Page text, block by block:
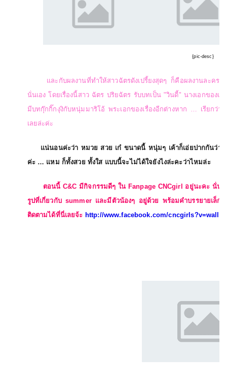
{pic-desc}
และกับผลงานที่ทำให้สาวฉัตรดังเปรี้ยงสุดๆ ก็คือผลงานละครร่
นั่นเอง โดยเรื่องนี้สาว ฉัตร ปริยฉัตร รับบทเป็น "วินดี้" นางเอกของเ
มีบทกุ๊กกิ๊กงุงิกับหนุ่มมาริโอ้ พระเอกของเรื่องอีกต่างหาก … เรียกว่
เลยล่ะค่ะ
แน่นอนค่ะว่า หมวย สวย เก๋ ขนาดนี้ หนุ่มๆ เค้าก็เอ่ยปากกันว่าเธ
ค่ะ … แหม ก็ทั้งสวย ทั้งใส แบบนี้จะไม่ได้ใจยังไงล่ะคะว่าไหมล่ะ
ตอนนี้ C&C มีกิจกรรมดีๆ ใน Fanpage CNCgirl อยู่นะคะ นั่น
รูปที่เกี่ยวกับ summer และมีตัวน้องๆ อยู่ด้วย พร้อมคำบรรยายเ
ติดตามได้ที่นี่เลยจ้ะ http://www.facebook.com/